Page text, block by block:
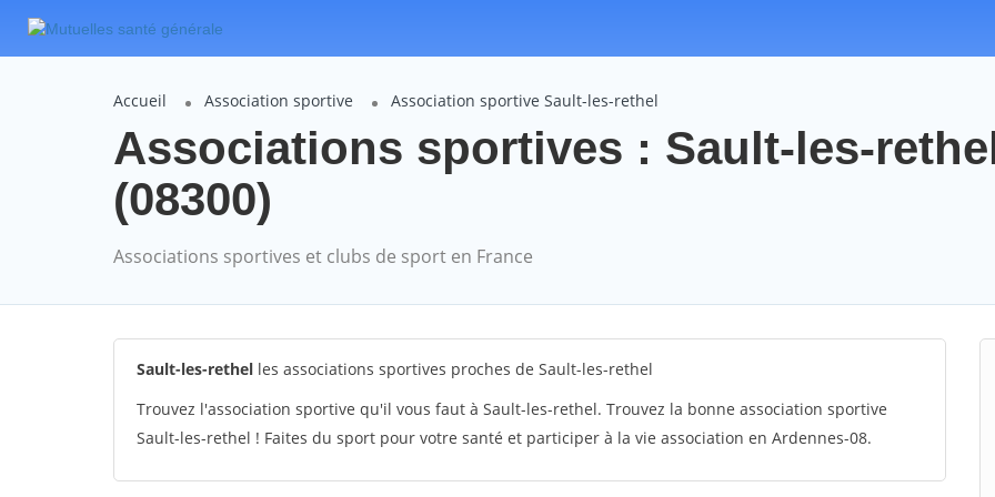
Accueil Association sportive Association sportive Sault-les-rethel
Associations sportives : Sault-les-
(08300)
Associations sportives et clubs de sport en France
Sault-les-rethel les associations sportives proches de Sault-les-rethel
Trouvez l'association sportive qu'il vous faut à Sault-les-rethel. Trouvez la bonne association sportive
Sault-les-rethel ! Faites du sport pour votre santé et participer à la vie association en Ardennes-08.